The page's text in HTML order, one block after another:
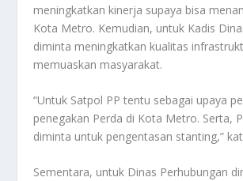
meningkatkan kinerja supaya bisa
Kota Metro. Kemudian, untuk Kadis
diminta meningkatkan kualitas
memuaskan masyarakat.
“Untuk Satpol PP tentu sebagai upaya
penegakan Perda di Kota Metro. Serta,
diminta untuk pengentasan stanting,”
Sementara, untuk Dinas Perhubungan